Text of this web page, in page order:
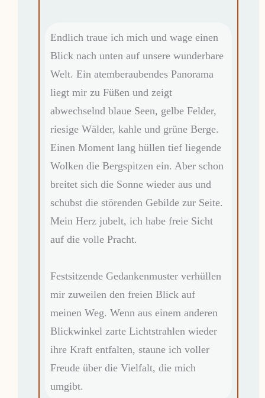
Endlich traue ich mich und wage einen
Blick nach unten auf unsere wunderbare
Welt. Ein atemberaubendes Panorama
liegt mir zu Füßen und zeigt
abwechselnd blaue Seen, gelbe Felder,
riesige Wälder, kahle und grüne Berge.
Einen Moment lang hüllen tief liegende
Wolken die Bergspitzen ein. Aber schon
breitet sich die Sonne wieder aus und
schubst die störenden Gebilde zur Seite.
Mein Herz jubelt, ich habe freie Sicht
auf die volle Pracht.
Festsitzende Gedankenmuster verhüllen
mir zuweilen den freien Blick auf
meinen Weg. Wenn aus einem anderen
Blickwinkel zarte Lichtstrahlen wieder
ihre Kraft entfalten, staune ich voller
Freude über die Vielfalt, die mich
umgibt.